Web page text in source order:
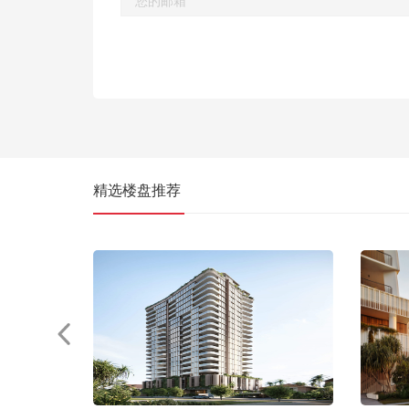
精选楼盘推荐